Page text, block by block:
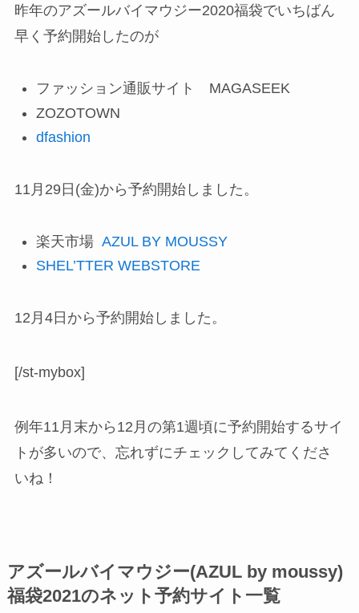
昨年のアズールバイマウジー2020福袋でいちばん
早く予約開始したのが
ファッション通販サイト MAGASEEK
ZOZOTOWN
dfashion
11月29日(金)から予約開始しました。
楽天市場 AZUL BY MOUSSY
SHEL’TTER WEBSTORE
12月4日から予約開始しました。
[/st-mybox]
例年11月末から12月の第1週頃に予約開始するサイ
トが多いので、忘れずにチェックしてみてくださ
いね！
アズールバイマウジー(AZUL by moussy)
福袋2021のネット予約サイト一覧